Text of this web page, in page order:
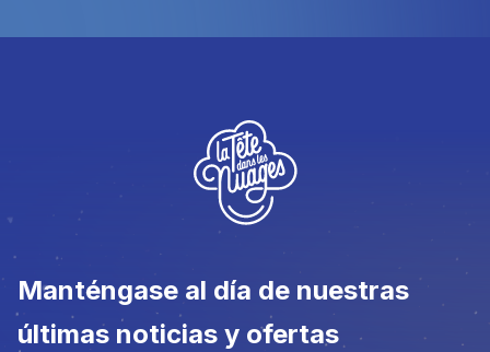
Manténgase al día de nuestras
últimas noticias y ofertas